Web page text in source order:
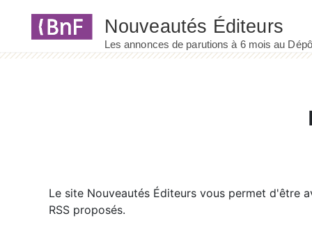
Le site Nouveautés Éditeurs vous permet d'être
RSS proposés.